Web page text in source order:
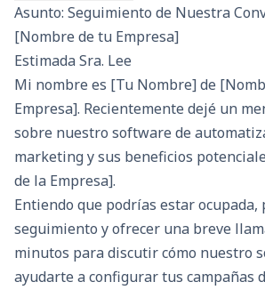
Asunto: Seguimiento de Nuestra
[Nombre de tu Empresa]
Estimada Sra. Lee
Mi nombre es [Tu Nombre] de
Empresa]. Recientemente dejé un
sobre nuestro software de
marketing y sus beneficios
de la Empresa].
Entiendo que podrías estar
seguimiento y ofrecer una breve
minutos para discutir cómo nuestro
ayudarte a configurar tus campañas